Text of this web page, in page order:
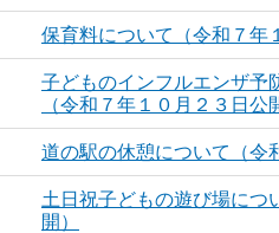
保育料について（令和７年
子どものインフルエンザ予
（令和７年１０月２３日公
道の駅の休憩について（令
土日祝子どもの遊び場につ
開）